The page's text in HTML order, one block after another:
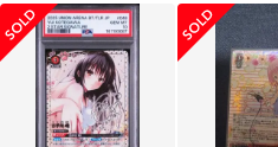
スカード 6種